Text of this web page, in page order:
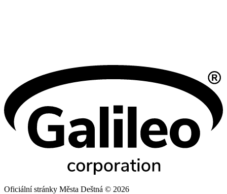
Oficiální stránky Města Deštná © 2026